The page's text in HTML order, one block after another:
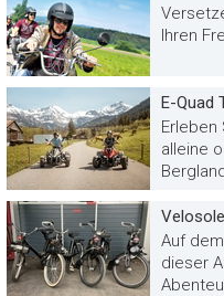
Ihren
E-Quad
Erleben
alleine
Auf
dieser